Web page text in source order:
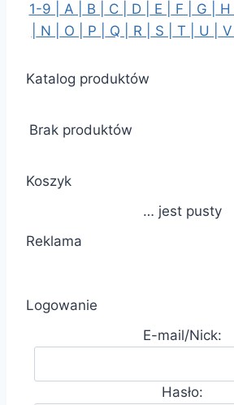
1-9 | A | B | C | D | E | F | G | H |
N | O | P | Q | R | S | T | U | V |
Katalog produktów
Brak produktów
Koszyk
… jest pusty
Reklama
Logowanie
E-mail/Nick:
Hasło: